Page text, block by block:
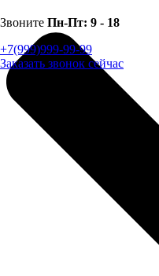
Звоните Пн-Пт: 9 - 18
+7(999)999-99-99
Заказать звонок сейчас
Статьи
Стоимость
Информация
Контакты